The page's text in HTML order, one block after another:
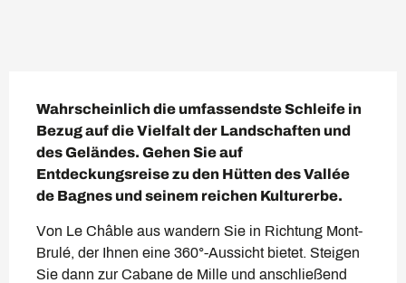
Wahrscheinlich die umfassendste Schleife in
Bezug auf die Vielfalt der Landschaften und
des Geländes. Gehen Sie auf
Entdeckungsreise zu den Hütten des Vallée
de Bagnes und seinem reichen Kulturerbe.
Von Le Châble aus wandern Sie in Richtung Mont-
Brulé, der Ihnen eine 360°-Aussicht bietet. Steigen
Sie dann zur Cabane de Mille und anschließend